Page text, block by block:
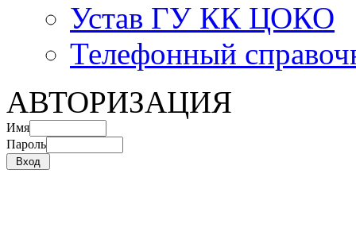
Устав ГУ КК ЦОКО
Телефонный
АВТОРИЗАЦИЯ
Имя
Пароль